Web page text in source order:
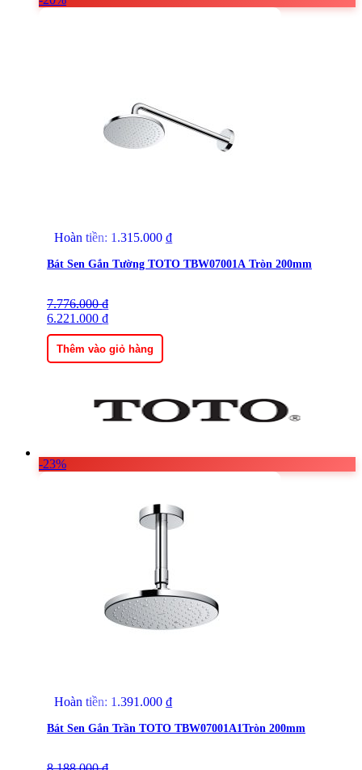
Hoàn tiền: 1.315.000 ₫
Bát Sen Gắn Tường TOTO TBW07001A Tròn 200mm
7.776.000₫
Giá
gốc
là:
7.776.000 ₫.
6.221.000 ₫
Giá
hiện
tại
là:
6.221.000 ₫.
Thêm vào giỏ hàng
-23%
Hoàn tiền: 1.391.000 ₫
Bát Sen Gắn Trần TOTO TBW07001A1Tròn 200mm